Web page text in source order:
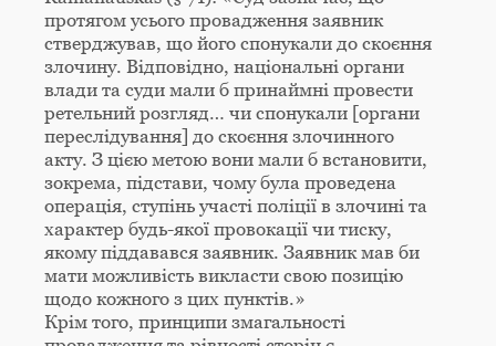
протягом усього провадження заявник
стверджував, що його спонукали до скоєння
злочину. Відповідно, національні органи
влади та суди мали б принаймні провести
ретельний розгляд… чи спонукали [органи
переслідування] до скоєння злочинного
акту. З цією метою вони мали б встановити,
зокрема, підстави, чому була проведена
операція, ступінь участі поліції в злочині та
характер будь-якої провокації чи тиску,
якому піддавався заявник. Заявник мав би
мати можливість викласти свою позицію
щодо кожного з цих пунктів.»
Крім того, принципи змагальності